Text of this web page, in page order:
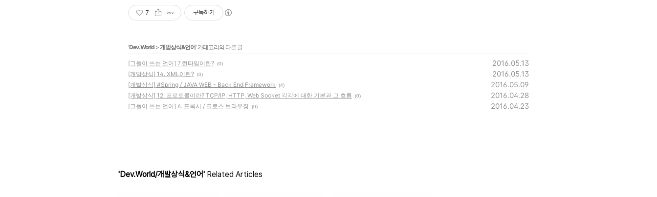
7 구독하기
'Dev.World >개발상식&언어' 카테고리의 다른 글
[그들이 쓰는 언어] 7.런타임이란? (0) 2016.05.13
[개발상식] 14. XML이란? (0) 2016.05.13
[개발상식] #Spring / JAVA WEB - Back End Framework (4) 2016.05.09
[개발상식] 12. 프로토콜이란? TCP/IP, HTTP, Web Socket 각각에 대한 기본과 그 흐름 (0) 2016.04.28
[그들이 쓰는 언어] 6. 프록시 / 크로스 브라우징 (0) 2016.04.23
'Dev.World/개발상식&언어' Related Articles